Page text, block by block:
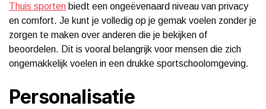
Thuis sporten biedt een ongeëvenaard niveau van privacy
en comfort. Je kunt je volledig op je gemak voelen zonder je
zorgen te maken over anderen die je bekijken of
beoordelen. Dit is vooral belangrijk voor mensen die zich
ongemakkelijk voelen in een drukke sportschoolomgeving.
Personalisatie